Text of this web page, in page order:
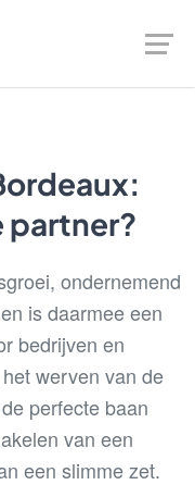
partner?
ondernemend
is daarmee een
bedrijven en
werven van de
perfecte baan
van een
een slimme zet.